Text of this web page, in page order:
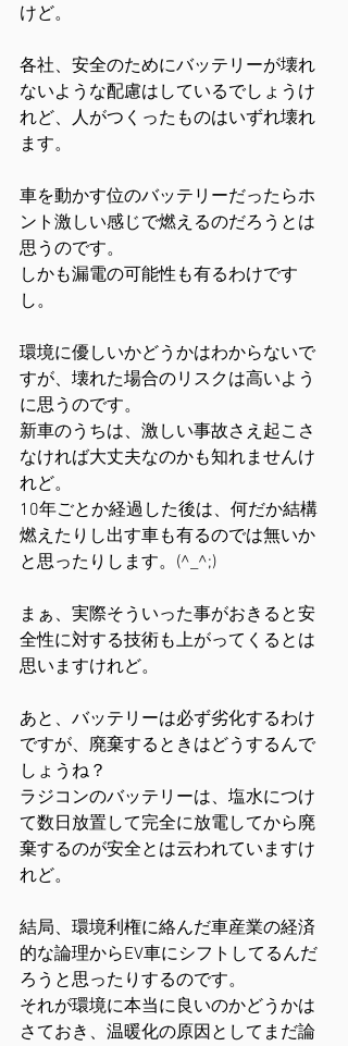
けど。
各社、安全のためにバッテリーが壊れ
ないような配慮はしているでしょうけ
れど、人がつくったものはいずれ壊れ
ます。
車を動かす位のバッテリーだったらホ
ント激しい感じで燃えるのだろうとは
思うのです。
しかも漏電の可能性も有るわけです
し。
環境に優しいかどうかはわからないで
すが、壊れた場合のリスクは高いよう
に思うのです。
新車のうちは、激しい事故さえ起こさ
なければ大丈夫なのかも知れませんけ
れど。
10年ごとか経過した後は、何だか結構
燃えたりし出す車も有るのでは無いか
と思ったりします。(^_^;)
まぁ、実際そういった事がおきると安
全性に対する技術も上がってくるとは
思いますけれど。
あと、バッテリーは必ず劣化するわけ
ですが、廃棄するときはどうするんで
しょうね？
ラジコンのバッテリーは、塩水につけ
て数日放置して完全に放電してから廃
棄するのが安全とは云われていますけ
れど。
結局、環境利権に絡んだ車産業の経済
的な論理からEV車にシフトしてるんだ
ろうと思ったりするのです。
それが環境に本当に良いのかどうかは
さておき、温暖化の原因としてまだ論